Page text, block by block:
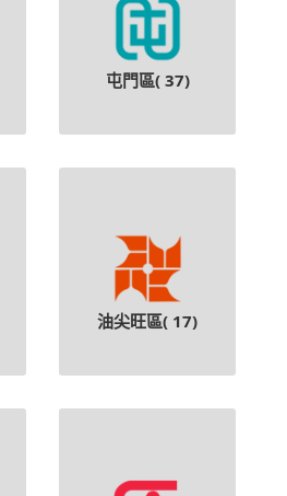
屯門區( 37)
油尖旺區( 17)